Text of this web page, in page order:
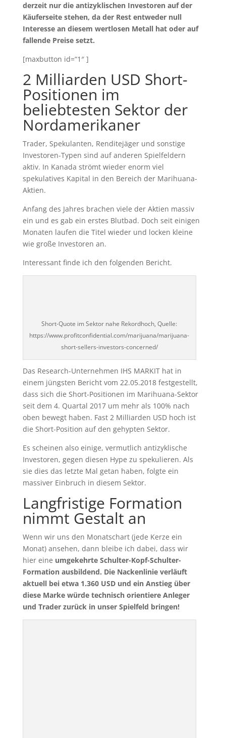
derzeit nur die antizyklischen Investoren auf der
Käuferseite stehen, da der Rest entweder null
Interesse an diesem wertlosen Metall hat oder auf
fallende Preise setzt.
[maxbutton id=“1″ ]
2 Milliarden USD Short-
Positionen im
beliebtesten Sektor der
Nordamerikaner
Trader, Spekulanten, Renditejäger und sonstige
Investoren-Typen sind auf anderen Spielfeldern
aktiv. In Kanada strömt wieder enorm viel
spekulatives Kapital in den Bereich der Marihuana-
Aktien.
Anfang des Jahres brachen viele der Aktien massiv
ein und es gab ein erstes Blutbad. Doch seit einigen
Monaten laufen die Titel wieder und locken kleine
wie große Investoren an.
Interessant finde ich den folgenden Bericht.
Short-Quote im Sektor nahe Rekordhoch, Quelle:
https://www.profitconfidential.com/marijuana/marijuana-
short-sellers-investors-concerned/
Das Research-Unternehmen IHS MARKIT hat in
einem jüngsten Bericht vom 22.05.2018 festgestellt,
dass sich die Short-Positionen im Marihuana-Sektor
seit dem 4. Quartal 2017 um mehr als 100% nach
oben bewegt haben. Fast 2 Milliarden USD hoch ist
die Short-Position auf den gehypten Sektor.
Es scheinen also einige, vermutlich antizyklische
Investoren, gegen diesen Hype zu spekulieren. Als
sie dies das letzte Mal getan haben, folgte ein
massiver Einbruch in diesem Sektor.
Langfristige Formation
nimmt Gestalt an
Wenn wir uns den Monatschart (jede Kerze ein
Monat) ansehen, dann bleibe ich dabei, dass wir
hier eine umgekehrte Schulter-Kopf-Schulter-
Formation ausbildend. Die Nackenlinie verläuft
aktuell bei etwa 1.360 USD und ein Anstieg über
diese Marke würde technisch orientiere Anleger
und Trader zurück in unser Spielfeld bringen!